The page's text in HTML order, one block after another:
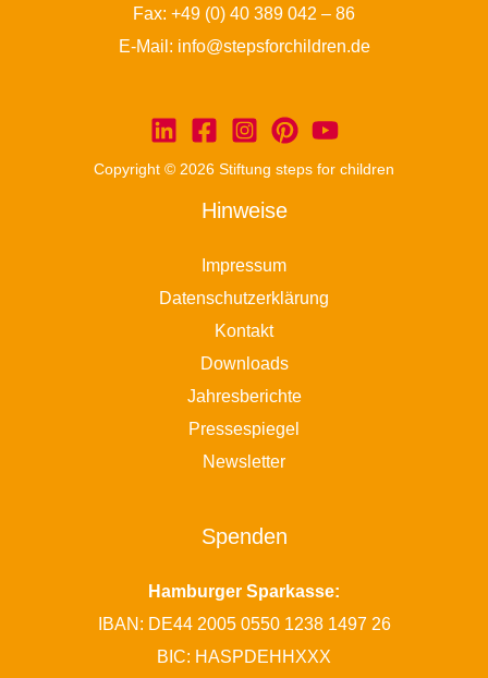
Fax: +49 (0) 40 389 042 – 86
E-Mail: info@stepsforchildren.de
Copyright © 2026 Stiftung steps for children
Hinweise
Impressum
Datenschutzerklärung
Kontakt
Downloads
Jahresberichte
Pressespiegel
Newsletter
Spenden
Hamburger Sparkasse:
IBAN: DE44 2005 0550 1238 1497 26
BIC: HASPDEHHXXX